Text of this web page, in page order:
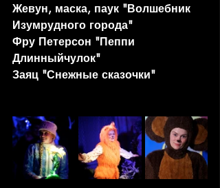
Жевун, маска, паук "Волшебник
Изумрудного города"
Фру Петерсон "Пеппи
Длинныйчулок"
Заяц "Снежные сказочки"